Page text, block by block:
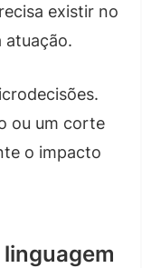
existir no
atuação.
ou um corte
o impacto